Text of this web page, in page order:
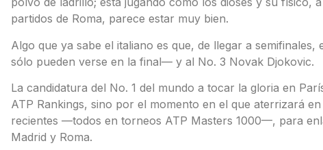
partidos de Roma, parece estar muy bien.
Algo que ya sabe el italiano es que, de llegar a
sólo pueden verse en la final— y al No. 3 Novak Djokovic.
La candidatura del No. 1 del mundo a tocar la gloria en
ATP Rankings, sino por el momento en el que aterrizará
recientes —todos en torneos ATP Masters 1000—, para
Madrid y Roma.